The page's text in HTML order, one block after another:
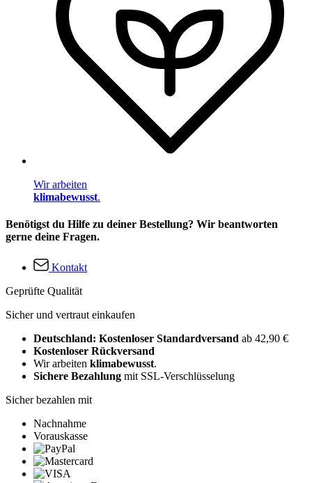
Wir arbeiten
klimabewusst.
Benötigst du Hilfe zu deiner Bestellung? Wir beantworten
gerne deine Fragen.
Kontakt
Geprüfte Qualität
Sicher und vertraut einkaufen
Deutschland: Kostenloser Standardversand ab 42,90 €
Kostenloser Rückversand
Wir arbeiten klimabewusst.
Sichere Bezahlung mit SSL-Verschlüsselung
Sicher bezahlen mit
Nachnahme
Vorauskasse